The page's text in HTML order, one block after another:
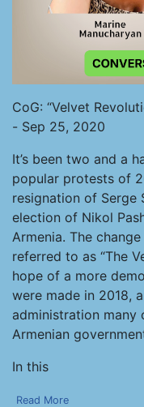
CoG: “Velvet
- Sep 25, 2020
It’s been two and a
popular protests of
resignation of Serge
election of Nikol
Armenia. The
referred to as “The
hope of a more
were made in 2018,
administration
Armenian
In this
Read More